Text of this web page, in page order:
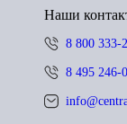
Наши
8 800 333-
8 495 246-